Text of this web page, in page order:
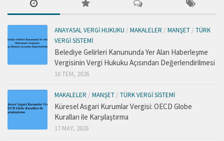
ANAYASAL VERGI HUKUKU / MAKALELER / MANŞET / TÜRK
VERGI SISTEMI
Belediye Gelirleri Kanununda Yer Alan Haberleşme
Vergisinin Vergi Hukuku Açısından Değerlendirilmesi
16 TEM, 2026
MAKALELER / MANŞET / TÜRK VERGI SISTEMI
Küresel Asgari Kurumlar Vergisi: OECD Globe
Kuralları ile Karşılaştırma
17 MAY, 2026